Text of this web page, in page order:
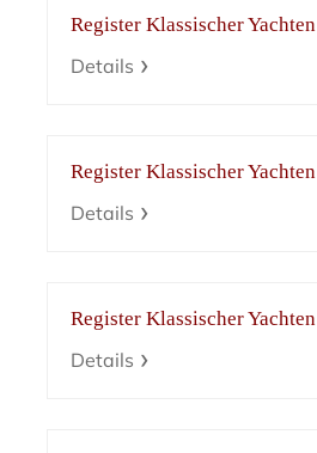
Register Klassischer Yachten
Details
Register Klassischer Yachten
Details
Register Klassischer Yachten
Details